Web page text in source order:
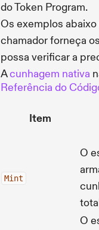
do Token Program.
Os exemplos abaixo
chamador forneça
possa verificar a
Acunhagem nativa
Referência do
Item
Mint
O
O